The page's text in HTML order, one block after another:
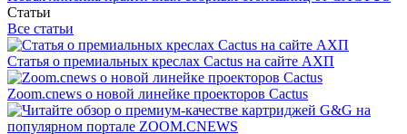
Статьи
Все статьи
Статья о премиальных креслах Cactus на сайте АХП
Zoom.cnews о новой линейке проекторов Cactus